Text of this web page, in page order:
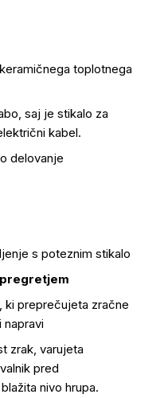
toplotnega
saj je stikalo za
kabel.
delovanje
s poteznim stikalo
, ki preprečujeta zračne
zrak, varujeta
pred
nivo hrupa.